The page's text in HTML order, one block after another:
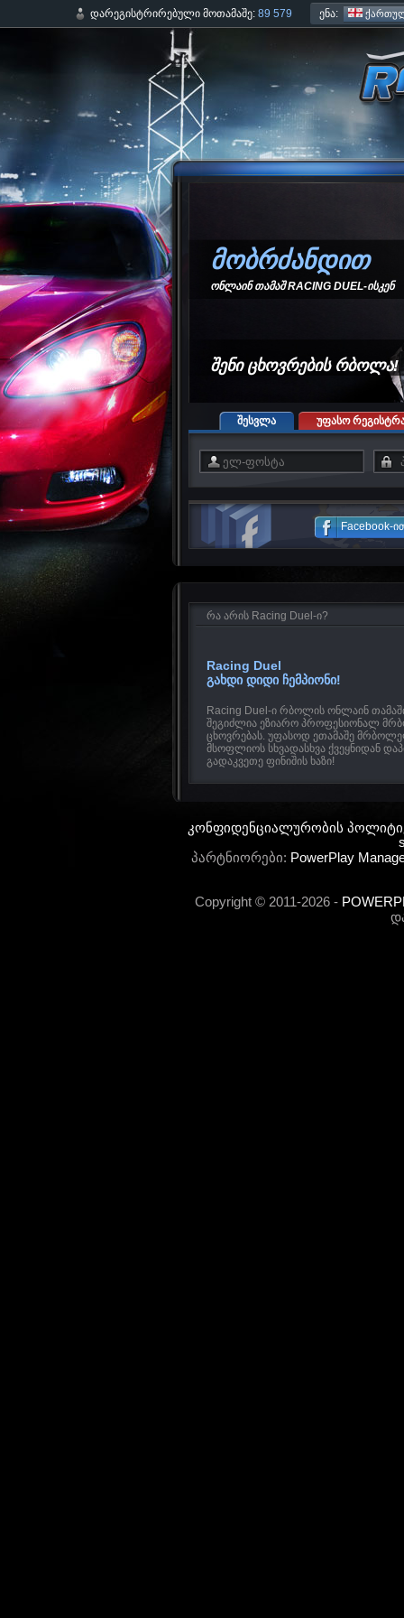
დარეგისტრირებული მოთამაშე: 89 579 ენა:
მობრძანდით
ონლაინ თამაშ RACING DUEL-ისკენ
შენი ცხოვრების რბოლა!
შესვლა უფასო
Facebook-
რა არის Racing Duel-ი?
Racing Duel
გახდი დიდი ჩემპიონი!
Racing Duel-ი რბოლის ონლაინ
შეგიძლია ეზიარო პროფესიონალ
ცხოვრებას. უფასოდ ეთამაშე
მსოფლიოს სხვადასხვა ქვეყნიდან
გადაკვეთე ფინიშის ხაზი!
კონფიდენციალურობის
პარტნიორები: PowerPlay
Copyright © 2011-2026 -